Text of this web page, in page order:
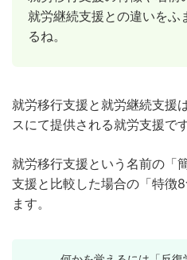
就労継続支援との違いをふ
るね。
就労移行支援と就労継続支援
スにて提供される就労支援です
就労移行支援という名前の「
支援と比較した場合の「特徴
ます。